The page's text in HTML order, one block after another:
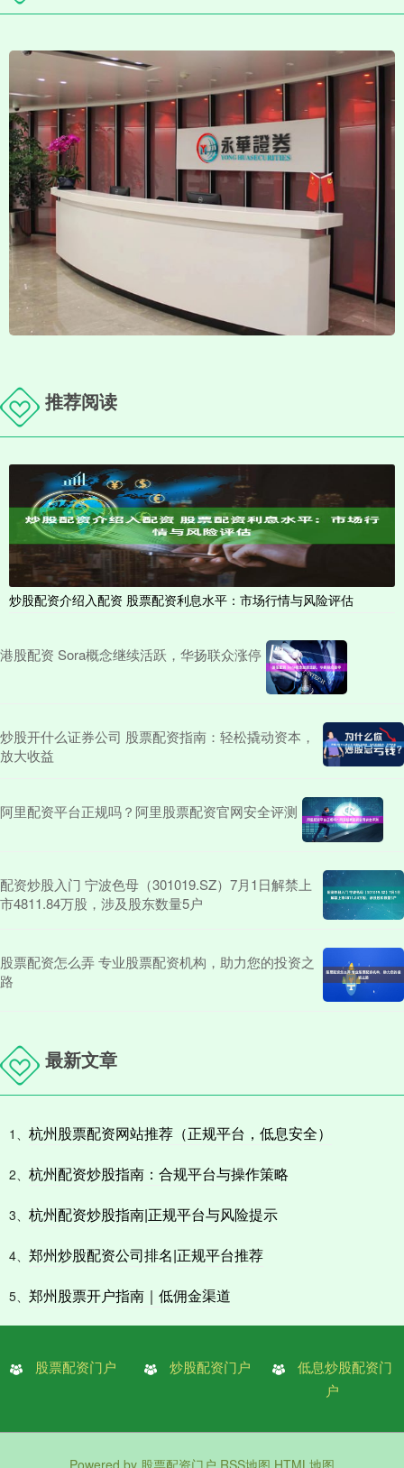
推荐阅读
炒股配资介绍入配资 股票配资利息水平：市场行情与风险评估
港股配资 Sora概念继续活跃，华扬联众涨停
炒股开什么证券公司 股票配资指南：轻松撬动资本，
放大收益
阿里配资平台正规吗？阿里股票配资官网安全评测
配资炒股入门 宁波色母（301019.SZ）7月1日解禁上
市4811.84万股，涉及股东数量5户
股票配资怎么弄 专业股票配资机构，助力您的投资之
路
最新文章
1、 杭州股票配资网站推荐（正规平台，低息安全）
2、 杭州配资炒股指南：合规平台与操作策略
3、 杭州配资炒股指南|正规平台与风险提示
4、 郑州炒股配资公司排名|正规平台推荐
5、 郑州股票开户指南｜低佣金渠道
股票配资门户 炒股配资门户
低息炒股配资门
户
Powered by 股票配资门户 RSS地图 HTML地图